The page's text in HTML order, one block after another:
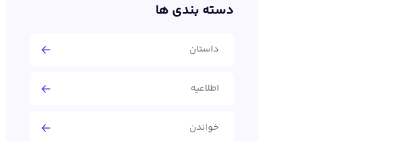
دسته بندی ها
داستان
اطلاعیه
خواندن